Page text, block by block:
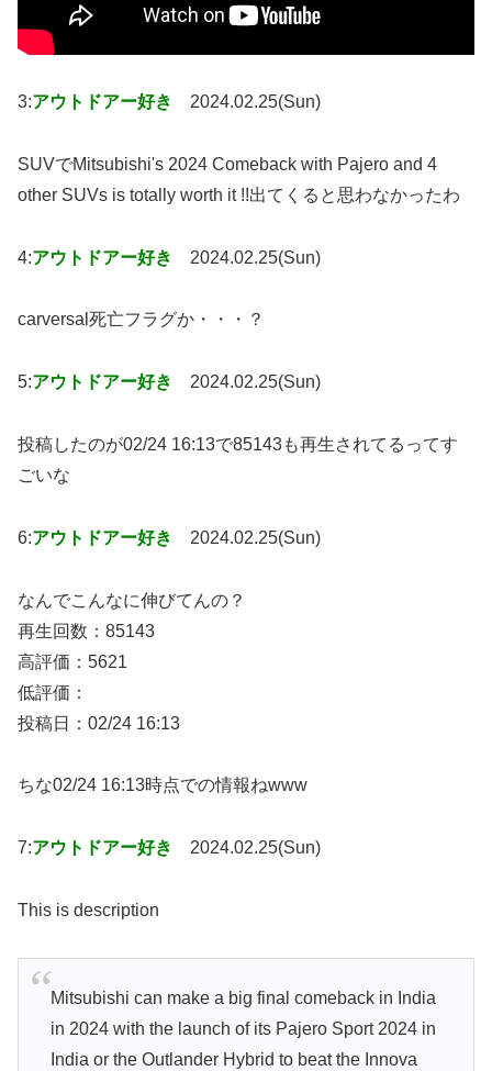
3:アウトドアー好き 2024.02.25(Sun)
SUVでMitsubishi's 2024 Comeback with Pajero and 4
other SUVs is totally worth it !!出てくると思わなかったわ
4:アウトドアー好き 2024.02.25(Sun)
carversal死亡フラグか・・・？
5:アウトドアー好き 2024.02.25(Sun)
投稿したのが02/24 16:13で85143も再生されてるってす
ごいな
6:アウトドアー好き 2024.02.25(Sun)
なんでこんなに伸びてんの？
再生回数：85143
高評価：5621
低評価：
投稿日：02/24 16:13
ちな02/24 16:13時点での情報ねwww
7:アウトドアー好き 2024.02.25(Sun)
This is description
Mitsubishi can make a big final comeback in India
in 2024 with the launch of its Pajero Sport 2024 in
India or the Outlander Hybrid to beat the Innova